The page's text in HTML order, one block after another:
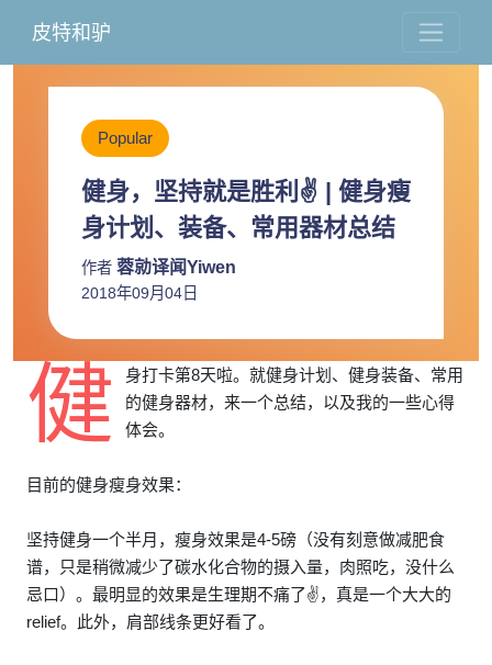
皮特和驴
Popular
健身，坚持就是胜利✌️ | 健身瘦
身计划、装备、常用器材总结
作者 蓉勍译闻Yiwen
2018年09月04日
健
身打卡第8天啦。就健身计划、健身装备、常用
的健身器材，来一个总结，以及我的一些心得
体会。
目前的健身瘦身效果：
坚持健身一个半月，瘦身效果是4-5磅（没有刻意做减肥食
谱，只是稍微减少了碳水化合物的摄入量，肉照吃，没什么
忌口）。最明显的效果是生理期不痛了✌️，真是一个大大的
relief。此外，肩部线条更好看了。